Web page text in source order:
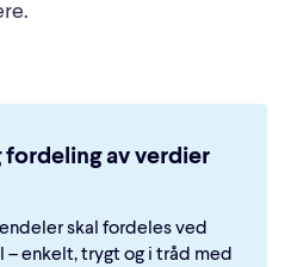
av verdier
skal fordeles ved
enkelt, trygt og i tråd med